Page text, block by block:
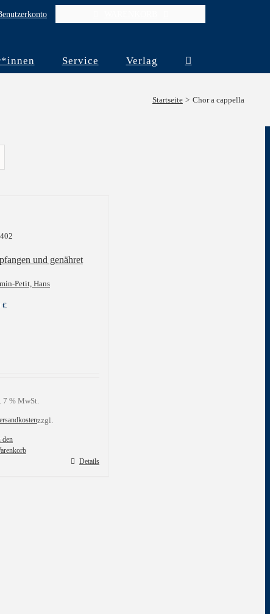
Service Verlag
Startseite Chor a cappella
und genähret
Petit, Hans
€
7 % MwSt.
zzgl.
den
Details